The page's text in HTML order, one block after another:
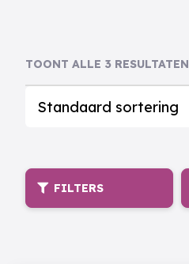
TOONT ALLE 3 RESULTATEN
Standaard sortering
FILTERS